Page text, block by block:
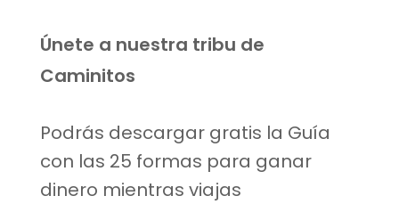
Únete a nuestra tribu de
Caminitos
Podrás descargar gratis la Guía
con las 25 formas para ganar
dinero mientras viajas